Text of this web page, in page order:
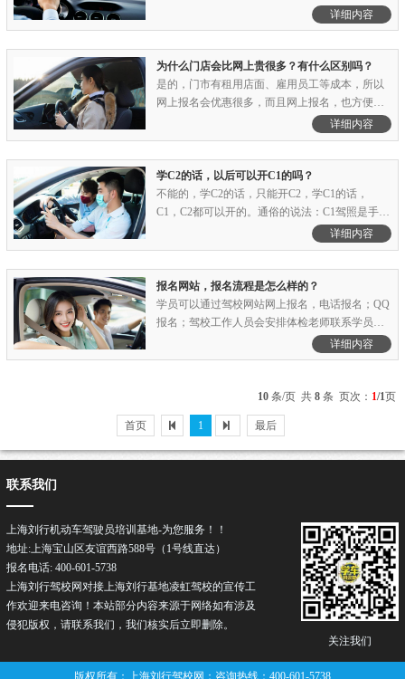
的；上海学车教练师傅都会有名额限制的，有的
师傅手下名额不多，就会出现排队等1年的事情，
而且报名交费比较不规范，有的师傅不会给学员
合同、发票等手续，如果中途学员碰到问题了，
就会比较麻烦。......
详细内容
为什么门店会比网上贵很多？有什么区别吗？
是的，门市有租用店面、雇用员工等成本，所以
网上报名会优惠很多，而且网上报名，也方便驾
校统一安排组织体检、报名，所以节省的费用直
接让利给学员了。门店报名和网上报名的区别：
都是一个驾校的学员，没有任何区别。另外需要
说明的是：网上报名只是网上预约学员信息，报
名交费都是到驾校现.........
详细内容
学C2的话，以后可以开C1的吗？
不能的，学C2的话，只能开C2，学C1的话，
C1，C2都可以开的。通俗的说法：C1驾照是手
动，可以开7座以下手动，自动的车辆；C2驾照
是自动，可以开7座以下的自动挡车辆；一般年纪
稍微大点的学员可以选C2驾照，学起来容易
点。......
详细内容
报名网站，报名流程是怎么样的？
学员可以通过驾校网站网上报名，电话报名；QQ
报名；驾校工作人员会安排体检老师联系学员，
体检老师会先接学员到交警大队体检，体检合格
后再到现场报名，交费。......
详细内容
10 条/页 共8 条 页次： 1/1页
首页 1 最后
关注我们
联系我们
上海刘行机动车驾驶员培训基地-为您服务！！
地址:上海宝山区友谊西路588号（1号线直达）
报名电话: 400-601-5738
上海刘行驾校网对接上海刘行基地凌虹驾校的宣传工
作欢迎来电咨询！本站部分内容来源于网络如有涉及
侵犯版权，请联系我们，我们核实后立即删除。